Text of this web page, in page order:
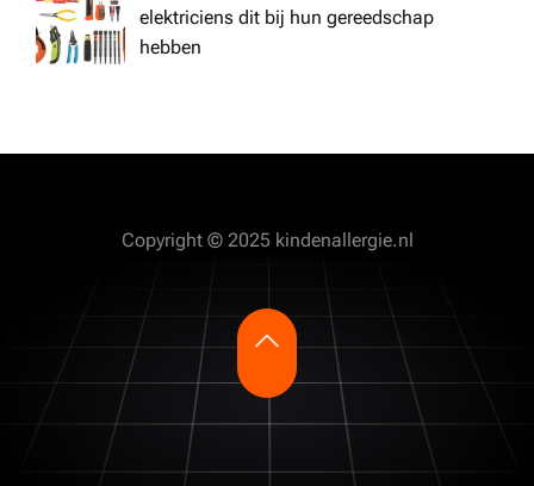
elektriciens dit bij hun gereedschap
hebben
Copyright © 2025 kindenallergie.nl